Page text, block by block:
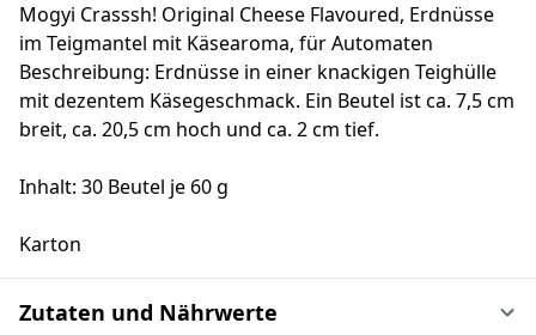
Mogyi Crasssh! Original Cheese Flavoured, Erdnüsse
im Teigmantel mit Käsearoma, für Automaten
Beschreibung: Erdnüsse in einer knackigen Teighülle
mit dezentem Käsegeschmack. Ein Beutel ist ca. 7,5 cm
breit, ca. 20,5 cm hoch und ca. 2 cm tief.
Inhalt: 30 Beutel je 60 g
Karton
Zutaten und Nährwerte